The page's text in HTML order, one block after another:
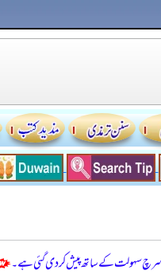
سرچ سہولت کے ساتھ پیش کر دی گئی ہے۔